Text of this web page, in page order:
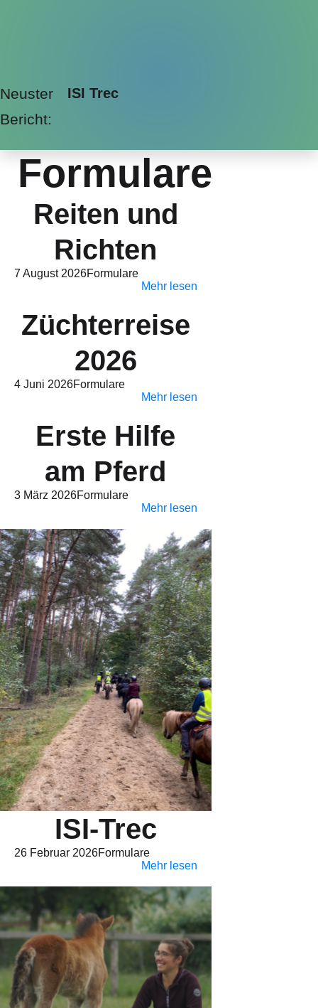
Neuster
Bericht:
ISI Trec
Formulare
Reiten und
Richten
7 August 2026Formulare
Mehr lesen
Züchterreise
2026
4 Juni 2026Formulare
Mehr lesen
Erste Hilfe
am Pferd
3 März 2026Formulare
Mehr lesen
ISI-Trec
26 Februar 2026Formulare
Mehr lesen